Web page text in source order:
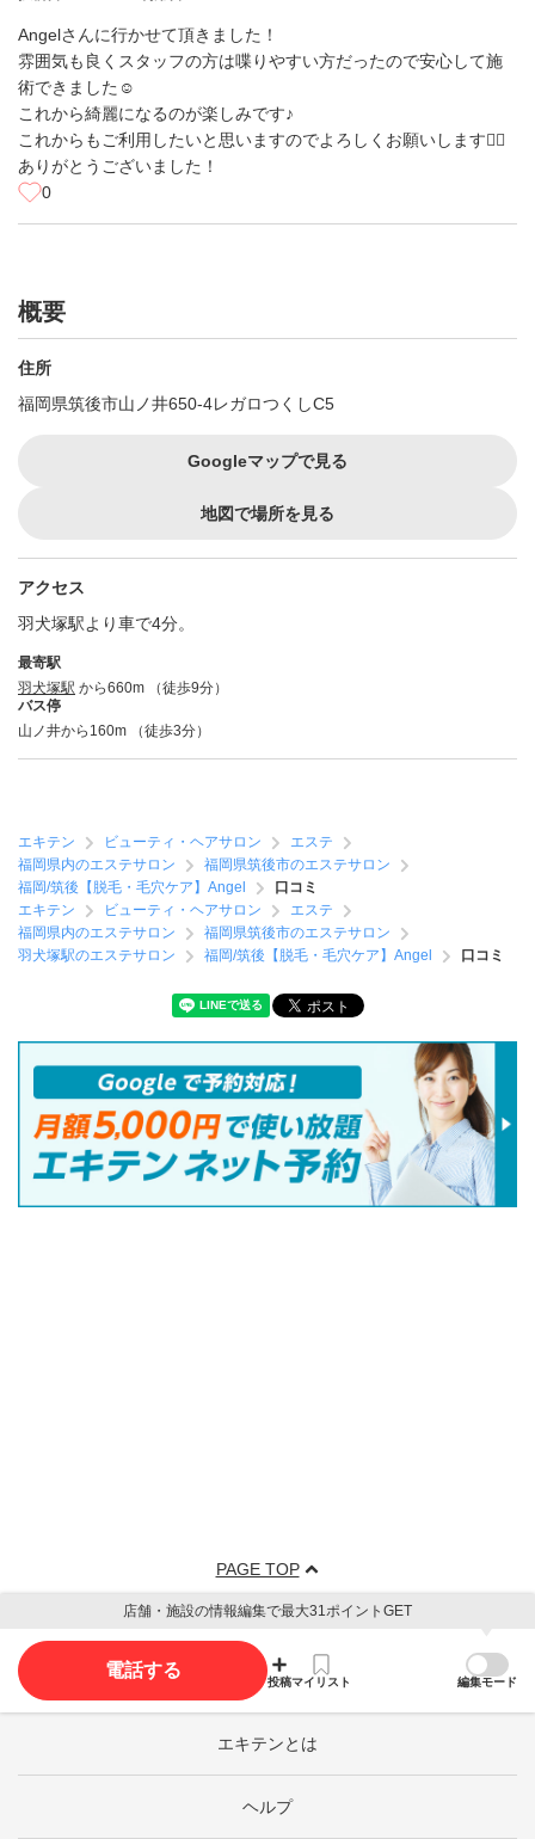
Angelさんに行かせて頂きました！
雰囲気も良くスタッフの方は喋りやすい方だったので安心して施
術できました☺️
これから綺麗になるのが楽しみです♪
これからもご利用したいと思いますのでよろしくお願いします🙇‍♂️
ありがとうございました！
0
概要
住所
福岡県筑後市山ノ井650-4レガロつくしC5
Googleマップで見る
地図で場所を見る
アクセス
羽犬塚駅より車で4分。
最寄駅
羽犬塚駅 から660m （徒歩9分）
バス停
山ノ井から160m （徒歩3分）
エキテン ビューティ・ヘアサロン
エステ
福岡県内のエステサロン
福岡県筑後市のエステサロン
福岡/筑後【脱毛・毛穴ケア】Angel
口コミ
エキテン
ビューティ・ヘアサロン
エステ
福岡県内のエステサロン
福岡県筑後市のエステサロン
羽犬塚駅のエステサロン
福岡/筑後【脱毛・毛穴ケア】Angel 口コミ
PAGE TOP
店舗・施設の情報編集で最大31ポイントGET
電話する
投稿マイリスト 編集モード
エキテンとは
ヘルプ